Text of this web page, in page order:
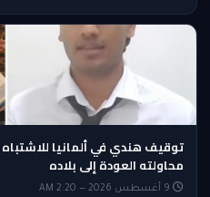
توقيف هندي في ألمانيا
محاولته العودة إلى بلاده